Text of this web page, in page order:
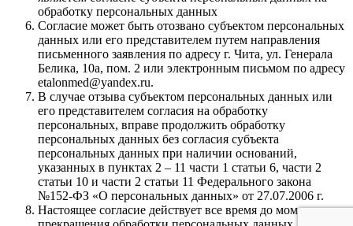
обработку персональных данных
Согласие может быть отозвано субъектом персональных
данных или его представителем путем направления
письменного заявления по адресу г. Чита, ул. Генерала
Белика, 10а, пом. 2 или электронным письмом по адресу
etalonmed@yandex.ru.
В случае отзыва субъектом персональных данных или
его представителем согласия на обработку
персональных, вправе продолжить обработку
персональных данных без согласия субъекта
персональных данных при наличии оснований,
указанных в пунктах 2 – 11 части 1 статьи 6, части 2
статьи 10 и части 2 статьи 11 Федерального закона
№152-ФЗ «О персональных данных» от 27.07.2006 г.
Настоящее согласие действует все время до момента